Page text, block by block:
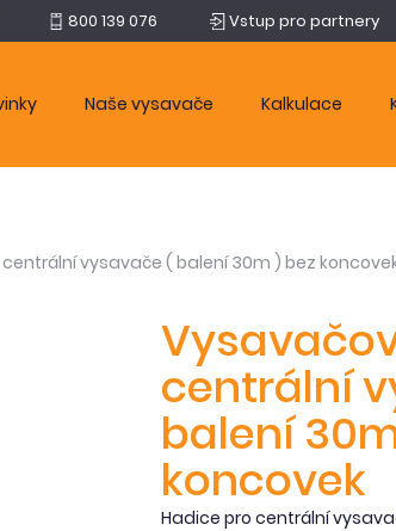
800 139 076 Vstup pro partnery
Naše vysavače Kalkulace
vysavače ( balení 30m ) bez
centrální
balení
koncovek
Hadice pro centrální